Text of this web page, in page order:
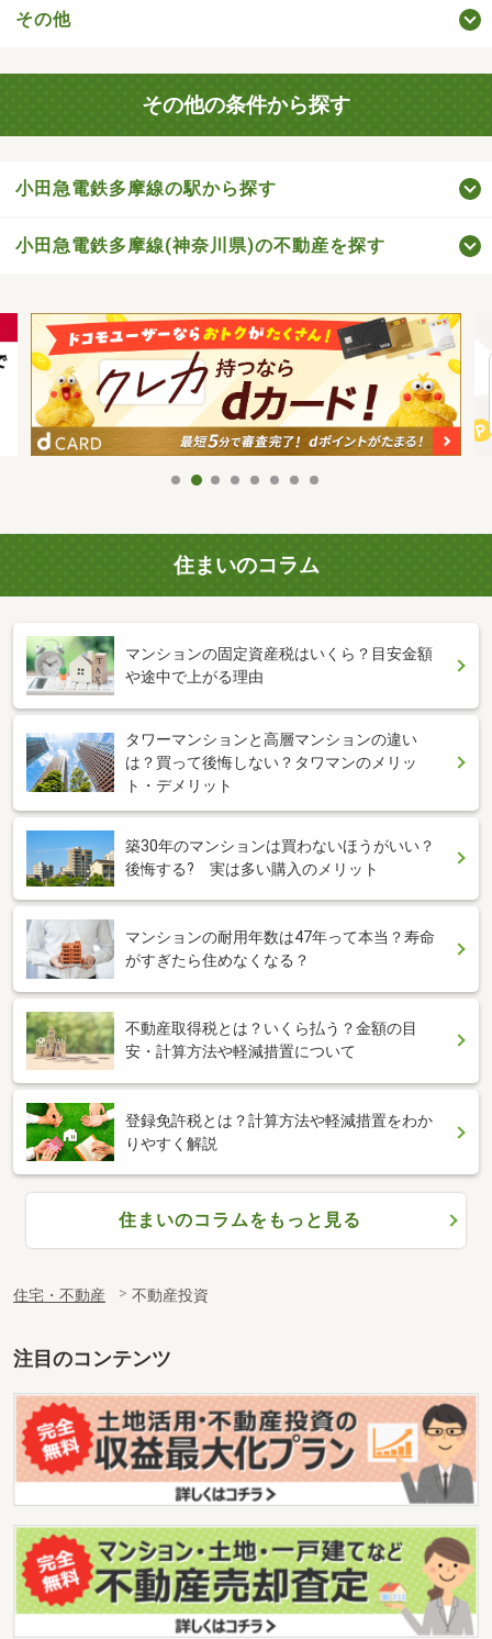
その他
その他の条件から探す
小田急電鉄多摩線の駅から探す
小田急電鉄多摩線(神奈川県)の不動産を探す
住まいのコラム
マンションの固定資産税はいくら？目安金額
や途中で上がる理由
タワーマンションと高層マンションの違い
は？買って後悔しない？タワマンのメリッ
ト・デメリット
築30年のマンションは買わないほうがいい？
後悔する? 実は多い購入のメリット
マンションの耐用年数は47年って本当？寿命
がすぎたら住めなくなる？
不動産取得税とは？いくら払う？金額の目
安・計算方法や軽減措置について
登録免許税とは？計算方法や軽減措置をわか
りやすく解説
住まいのコラムをもっと見る
住宅・不動産 不動産投資
注目のコンテンツ